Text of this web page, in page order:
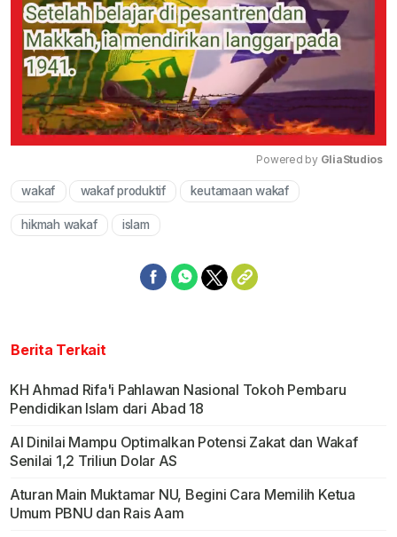
Powered by GliaStudios
wakaf wakaf produktif keutamaan wakaf
hikmah wakaf islam
Berita Terkait
KH Ahmad Rifa'i Pahlawan Nasional Tokoh Pembaru
Pendidikan Islam dari Abad 18
AI Dinilai Mampu Optimalkan Potensi Zakat dan Wakaf
Senilai 1,2 Triliun Dolar AS
Aturan Main Muktamar NU, Begini Cara Memilih Ketua
Umum PBNU dan Rais Aam